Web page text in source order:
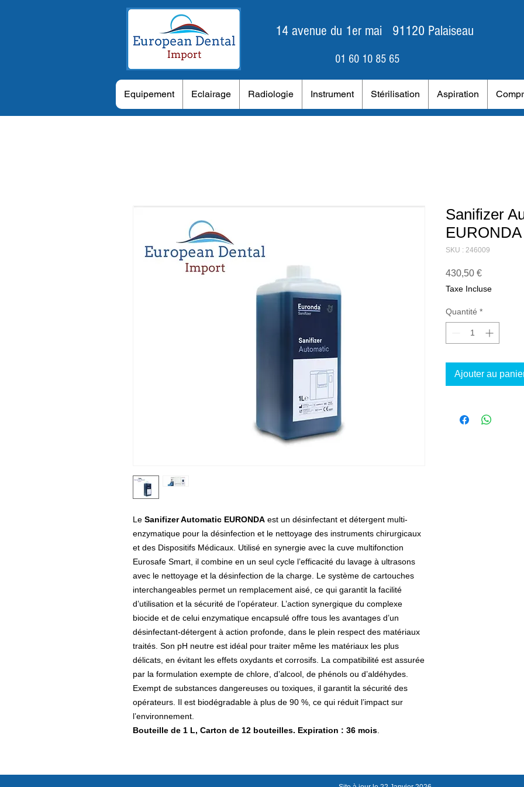
14 avenue du 1er mai 91120 Palaiseau
01 60 10 85 65
Equipement Eclairage Radiologie Instrument Stérilisation Aspiration
Le Sanifizer Automatic EURONDA est un désinfectant et détergent multi-
enzymatique pour la désinfection et le nettoyage des instruments chirurgicaux
et des Dispositifs Médicaux. Utilisé en synergie avec la cuve multifonction
Eurosafe Smart, il combine en un seul cycle l’efficacité du lavage à ultrasons
avec le nettoyage et la désinfection de la charge. Le système de cartouches
interchangeables permet un remplacement aisé, ce qui garantit la facilité
d’utilisation et la sécurité de l’opérateur. L’action synergique du complexe
biocide et de celui enzymatique encapsulé offre tous les avantages d’un
désinfectant-détergent à action profonde, dans le plein respect des matériaux
traités. Son pH neutre est idéal pour traiter même les matériaux les plus
délicats, en évitant les effets oxydants et corrosifs. La compatibilité est assurée
par la formulation exempte de chlore, d’alcool, de phénols ou d’aldéhydes.
Exempt de substances dangereuses ou toxiques, il garantit la sécurité des
opérateurs. Il est biodégradable à plus de 90 %, ce qui réduit l’impact sur
l’environnement.
Bouteille de 1 L, Carton de 12 bouteilles. Expiration : 36 mois
Sanifizer
EURONDA
SKU : 246009
430,50 €Prix
Taxe Incluse
Quantité *
Ajouter au